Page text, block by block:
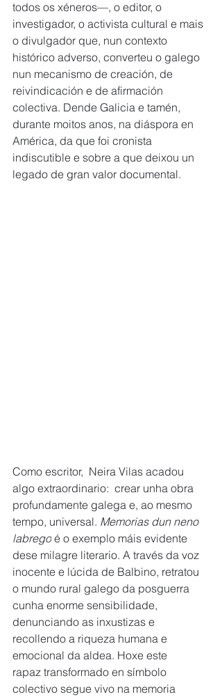
todos os xéneros—, o editor, o
investigador, o activista cultural e mais
o divulgador que, nun contexto
histórico adverso, converteu o galego
nun mecanismo de creación, de
reivindicación e de afirmación
colectiva. Dende Galicia e tamén,
durante moitos anos, na diáspora en
América, da que foi cronista
indiscutible e sobre a que deixou un
legado de gran valor documental.
Como escritor,  Neira Vilas acadou
algo extraordinario:  crear unha obra
profundamente galega e, ao mesmo
tempo, universal. Memorias dun neno
labrego é o exemplo máis evidente
dese milagre literario. A través da voz
inocente e lúcida de Balbino, retratou
o mundo rural galego da posguerra
cunha enorme sensibilidade,
denunciando as inxustizas e
recollendo a riqueza humana e
emocional da aldea. Hoxe este
rapaz transformado en símbolo
colectivo segue vivo na memoria